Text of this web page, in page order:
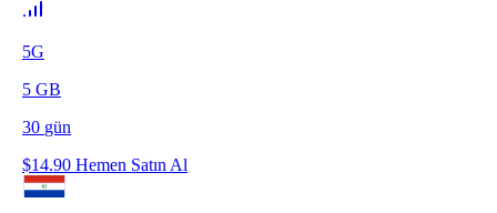
5G
5 GB
30 gün
$14.90 Hemen Satın Al